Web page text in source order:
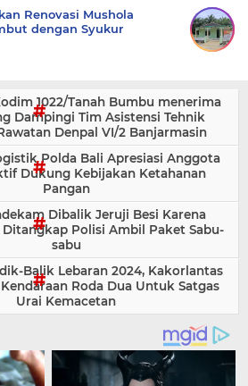
Renovasi Mushola
dengan Syukur
1022/Tanah Bumbu menerima
Dampingi Tim Asistensi Tehnik
Denpal VI/2 Banjarmasin
Polda Bali Apresiasi Anggota
Dukung Kebijakan Ketahanan
Pangan
Dibalik Jeruji Besi Karena
Ditangkap Polisi Ambil Paket Sabu-
sabu
Balik Lebaran 2024, Kakorlantas
Roda Dua Untuk Satgas
Urai Kemacetan